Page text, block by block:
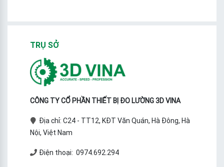
TRỤ SỞ
CÔNG TY CỔ PHẦN THIẾT BỊ ĐO LƯỜNG 3D VINA
Địa chỉ: C24 - TT12, KĐT Văn Quán, Hà Đông, Hà
Nội, Việt Nam
Điện thoại: 0974.692.294